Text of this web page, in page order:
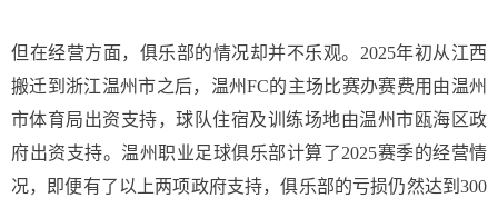
但在经营方面，俱乐部的情况却并不乐观。2025年初从江西
搬迁到浙江温州市之后，温州FC的主场比赛办赛费用由温州
市体育局出资支持，球队住宿及训练场地由温州市瓯海区政
府出资支持。温州职业足球俱乐部计算了2025赛季的经营情
况，即便有了以上两项政府支持，俱乐部的亏损仍然达到300